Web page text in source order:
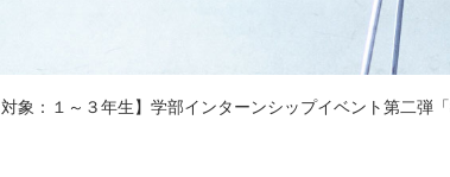
対象：１～３年生】学部インターンシップイベント第二弾